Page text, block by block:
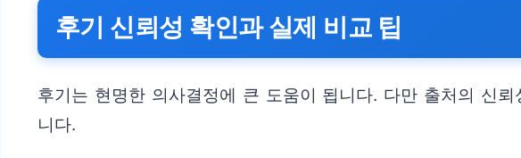
후기 신뢰성 확인과 실제 비교 팁
후기는 현명한 의사결정에 큰 도움이 됩니다. 다만 출처의 신
니다.